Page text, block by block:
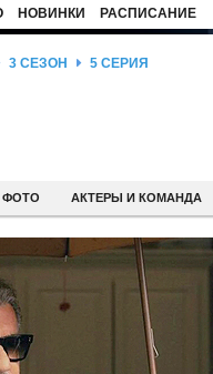
НОВИНКИ РАСПИСАНИЕ
3 СЕЗОН 5 СЕРИЯ
ФОТО АКТЕРЫ И КОМАНДА